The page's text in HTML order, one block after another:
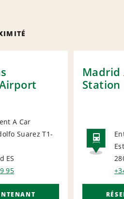
A Car
Suarez T1-
ES
95
Madrid
Station